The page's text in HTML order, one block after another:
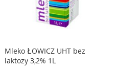
Mleko ŁOWICZ UHT bez
laktozy 3,2% 1L